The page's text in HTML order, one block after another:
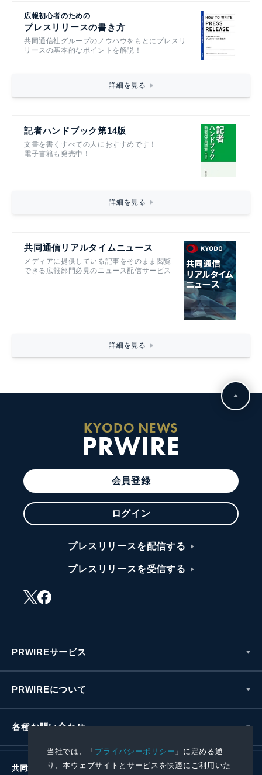
当社では、「プライバシーポリシー 」に定める通
り、本ウェブサイトとサービスを快適にご利用いた
広報初心者のための
プレスリリースの書き方
共同通信社グループのノウハウをもとにプレスリ
リースの基本的なポイントを解説！
詳細を見る
記者ハンドブック第14版
文書を書くすべての人におすすめです！
電子書籍も発売中！
詳細を見る
共同通信リアルタイムニュース
メディアに提供している記事をそのまま閲覧
できる広報部門必見のニュース配信サービス
詳細を見る
KYODO NEWS
PRWIRE
会員登録
ログイン
プレスリリースを配信する
プレスリリースを受信する
PRWIREサービス
PRWIREについて
各種お問い合わせ
共同通信社グループ